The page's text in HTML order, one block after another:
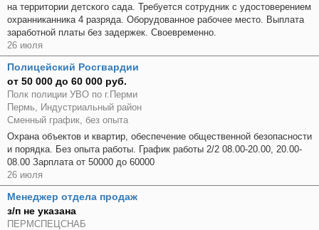
на территории детского сада. Требуется сотрудник с удостоверением
охранниканника 4 разряда. Оборудованное рабочее место. Выплата
заработной платы без задержек. Своевременно.
26 июля
Полицейский Росгвардии
от 50 000 до 60 000 руб.
Полк полиции УВО по г.Перми
Пермь, Индустриальный район
Сменный график, без опыта
Охрана объектов и квартир, обеспечение общественной безопасности
и порядка. Без опыта работы. График работы 2/2 08.00-20.00, 20.00-
08.00 Зарплата от 50000 до 60000
26 июля
Менеджер отдела продаж
з/п не указана
ПЕРМСПЕЦСНАБ